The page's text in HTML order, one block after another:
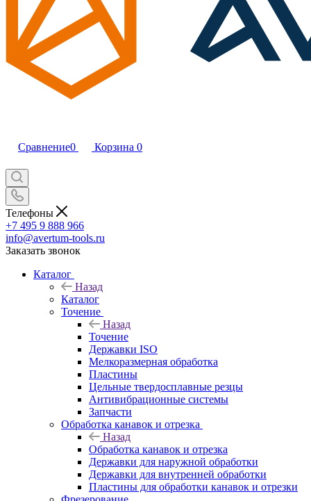
Сравнение0 Корзина 0
Телефоны
+7 495 9 888 966
info@avertum-tools.ru
Заказать звонок
Каталог
Назад
Каталог
Точение
Назад
Точение
Державки ISO
Мелкоразмерная обработка
Пластины
Цельные твердосплавные резцы
Антивибрационные системы
Запчасти
Обработка канавок и отрезка
Назад
Обработка канавок и отрезка
Державки для наружной обработки
Державки для внутренней обработки
Пластины для обработки канавок и отрезки